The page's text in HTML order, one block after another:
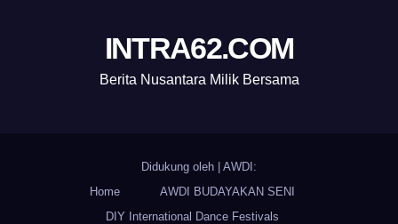
INTRA62.COM
Berita Nusantara Milik Bersama
Didukung oleh
AWDI:
Home
AWDI BUDAYAKAN SENI
DIY International Dance Festivals